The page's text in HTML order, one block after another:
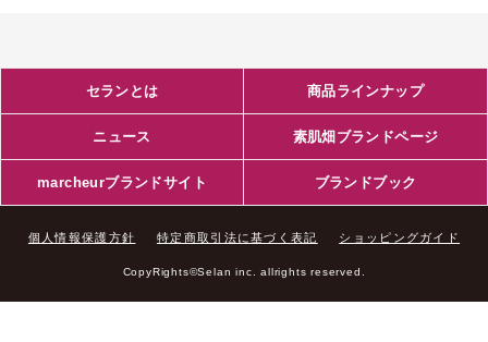
セランとは 商品ラインナップ
ニュース 素肌畑ブランドページ
marcheurブランドサイト ブランドブック
個人情報保護方針 特定商取引法に基づく表記 ショッピングガイド
CopyRights©Selan inc. allrights reserved.